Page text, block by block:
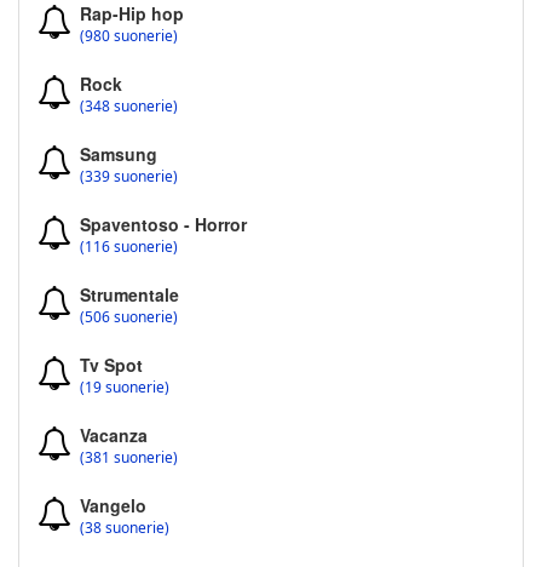
Rap-Hip hop
(980 suonerie)
Rock
(348 suonerie)
Samsung
(339 suonerie)
Spaventoso - Horror
(116 suonerie)
Strumentale
(506 suonerie)
Tv Spot
(19 suonerie)
Vacanza
(381 suonerie)
Vangelo
(38 suonerie)